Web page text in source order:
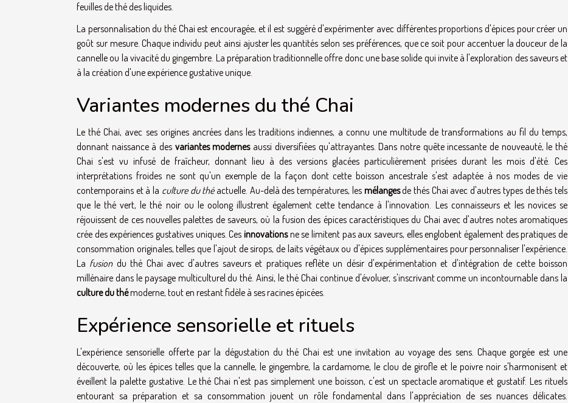
feuilles de thé des liquides.
La personnalisation du thé Chai est encouragée, et il est suggéré d'expérimenter avec différentes proportions d'épices pour créer un
goût sur mesure. Chaque individu peut ainsi ajuster les quantités selon ses préférences, que ce soit pour accentuer la douceur de la
cannelle ou la vivacité du gingembre. La préparation traditionnelle offre donc une base solide qui invite à l'exploration des saveurs et
à la création d'une expérience gustative unique.
Variantes modernes du thé Chai
Le thé Chai, avec ses origines ancrées dans les traditions indiennes, a connu une multitude de transformations au fil du temps,
donnant naissance à des variantes modernesaussi diversifiées qu'attrayantes. Dans notre quête incessante de nouveauté, le thé
Chai s'est vu infusé de fraîcheur, donnant lieu à des versions glacées particulièrement prisées durant les mois d'été. Ces
interprétations froides ne sont qu'un exemple de la façon dont cette boisson ancestrale s'est adaptée à nos modes de vie
contemporains et à la culture du théactuelle. Au-delà des températures, les mélangesde thés Chai avec d'autres types de thés tels
que le thé vert, le thé noir ou le oolong illustrent également cette tendance à l'innovation. Les connaisseurs et les novices se
réjouissent de ces nouvelles palettes de saveurs, où la fusion des épices caractéristiques du Chai avec d'autres notes aromatiques
crée des expériences gustatives uniques. Ces innovationsne se limitent pas aux saveurs, elles englobent également des pratiques de
consommation originales, telles que l'ajout de sirops, de laits végétaux ou d'épices supplémentaires pour personnaliser l'expérience.
La fusiondu thé Chai avec d'autres saveurs et pratiques reflète un désir d'expérimentation et d'intégration de cette boisson
millénaire dans le paysage multiculturel du thé. Ainsi, le thé Chai continue d'évoluer, s'inscrivant comme un incontournable dans la
culture du thémoderne, tout en restant fidèle à ses racines épicées.
Expérience sensorielle et rituels
L'expérience sensorielle offerte par la dégustation du thé Chai est une invitation au voyage des sens. Chaque gorgée est une
découverte, où les épices telles que la cannelle, le gingembre, la cardamome, le clou de girofle et le poivre noir s'harmonisent et
éveillent la palette gustative. Le thé Chai n'est pas simplement une boisson, c'est un spectacle aromatique et gustatif. Les rituels
entourant sa préparation et sa consommation jouent un rôle fondamental dans l'appréciation de ses nuances délicates.